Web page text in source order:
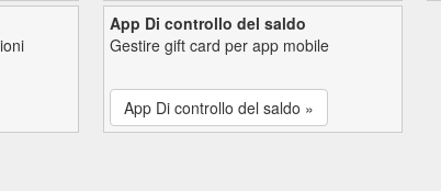
App Di controllo del saldo
Gestire gift card per app mobile
App Di controllo del saldo »